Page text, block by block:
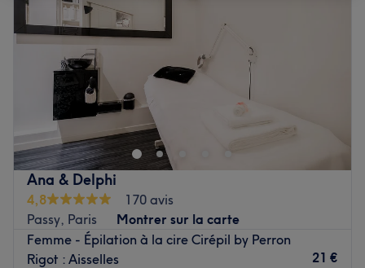
Vendredi
Samedi
Dimanche
10:00
Au tour de la beauté, c'est votre nouvel allié beauté situé
dans le 16ᵉ arrondissement de Paris, à deux pas de la
place du Trocadéro. Vous avez le choix entre plusieurs
soins pour profiter d'un instant dédié à votre beauté,
dans une ambiance conviviale, et tout cela grâce au
savoir-faire de votre équipe de professionnelles.
Transports publics les plus proches :
Tout près de la station de métro Rue de la Pompe,
desservie par la ligne 9.
Ana & Delphi
4,8
170 avis
Passy, Paris
Montrer sur la carte
Femme - Épilation à la cire Cirépil by Perron
Rigot : Aisselles
21 €